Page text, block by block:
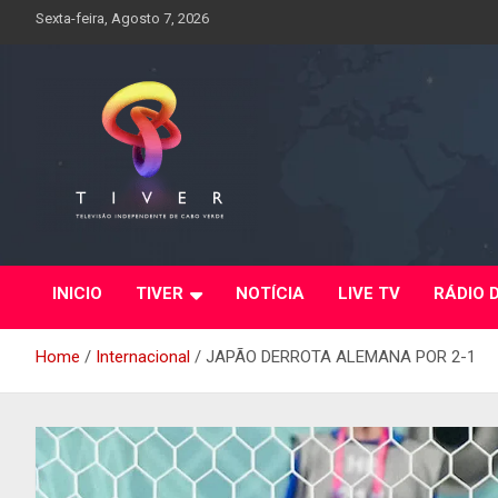
Sexta-feira, Agosto 7, 2026
INICIO TIVER NOTÍCIA LIVE TV RÁDIO
Home Internacional JAPÃO DERROTA ALEMANA POR 2-1